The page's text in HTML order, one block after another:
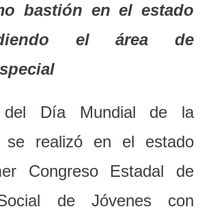
bastión en el estado
el área de
del Día Mundial de la
se realizó en el estado
Congreso Estadal de
de Jóvenes con